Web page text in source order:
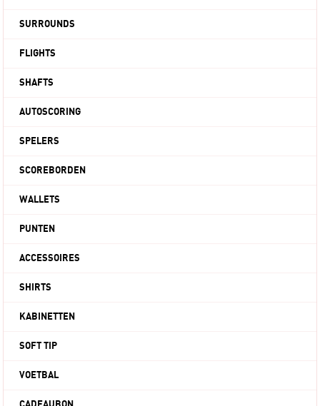
SURROUNDS
FLIGHTS
SHAFTS
AUTOSCORING
SPELERS
SCOREBORDEN
WALLETS
PUNTEN
ACCESSOIRES
SHIRTS
KABINETTEN
SOFT TIP
VOETBAL